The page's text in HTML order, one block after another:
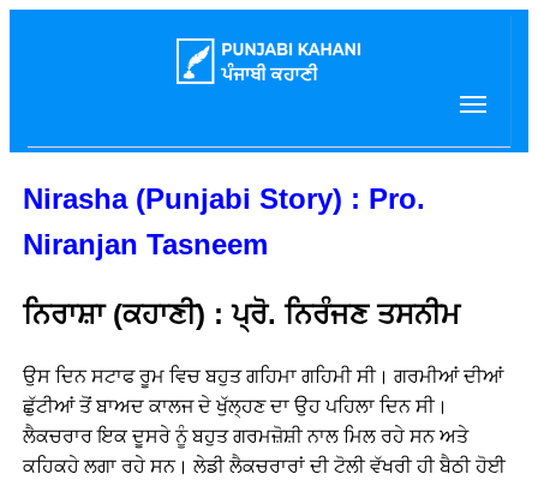
Nirasha (Punjabi Story) : Pro.
Niranjan Tasneem
ਨਿਰਾਸ਼ਾ (ਕਹਾਣੀ) : ਪ੍ਰੋ. ਨਿਰੰਜਣ ਤਸਨੀਮ
ਉਸ ਦਿਨ ਸਟਾਫ ਰੂਮ ਵਿਚ ਬਹੁਤ ਗਹਿਮਾ ਗਹਿਮੀ ਸੀ। ਗਰਮੀਆਂ ਦੀਆਂ
ਛੁੱਟੀਆਂ ਤੋਂ ਬਾਅਦ ਕਾਲਜ ਦੇ ਖੁੱਲ੍ਹਣ ਦਾ ਉਹ ਪਹਿਲਾ ਦਿਨ ਸੀ।
ਲੈਕਚਰਾਰ ਇਕ ਦੂਸਰੇ ਨੂੰ ਬਹੁਤ ਗਰਮਜ਼ੋਸ਼ੀ ਨਾਲ ਮਿਲ ਰਹੇ ਸਨ ਅਤੇ
ਕਹਿਕਹੇ ਲਗਾ ਰਹੇ ਸਨ। ਲੇਡੀ ਲੈਕਚਰਾਰਾਂ ਦੀ ਟੋਲੀ ਵੱਖਰੀ ਹੀ ਬੈਠੀ ਹੋਈ